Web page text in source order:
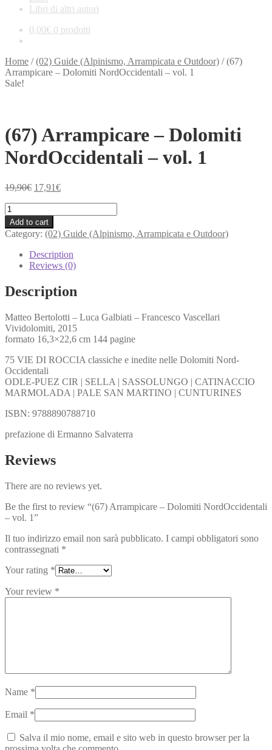
Libri di altri autori
0,00€ 0 prodotti
Home /(02) Guide (Alpinismo, Arrampicata e Outdoor) /(67)
Arrampicare – Dolomiti NordOccidentali – vol. 1
Sale!
(67) Arrampicare – Dolomiti
NordOccidentali – vol. 1
19,90€ Original
19,90€.
17,91€Current
(67)
Arrampicare
-
Dolomiti
NordOccidentali
1
quantity
Add to cart
Category: (02) Guide (Alpinismo, Arrampicata e Outdoor)
Description
Reviews (0)
Description
Matteo Bertolotti – Luca Galbiati – Francesco Vascellari
Vividolomiti, 2015
formato 16,3×22,6 cm 144 pagine
75 VIE DI ROCCIA classiche e inedite nelle Dolomiti Nord-
Occidentali
ODLE-PUEZ CIR | SELLA | SASSOLUNGO | CATINACCIO
MARMOLADA | PALE SAN MARTINO | CUNTURINES
ISBN: 9788890788710
prefazione di Ermanno Salvaterra
Reviews
There are no reviews yet.
Be the first to review “(67) Arrampicare – Dolomiti NordOccidentali
– vol. 1”
Il tuo indirizzo email non sarà pubblicato. I campi obbligatori sono
contrassegnati *
Your rating *
Your review *
Name *
Email *
Salva il mio nome, email e sito web in questo browser per la